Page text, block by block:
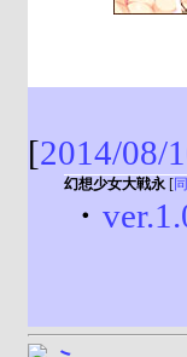
[2014/08/
幻想少女大戦永 [
・